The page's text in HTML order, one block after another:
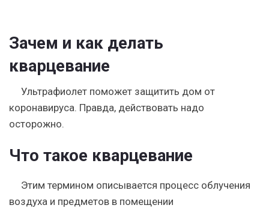
Зачем и как делать
кварцевание
Ультрафиолет поможет защитить дом от
коронавируса. Правда, действовать надо
осторожно.
Что такое кварцевание
Этим термином описывается процесс облучения
воздуха и предметов в помещении